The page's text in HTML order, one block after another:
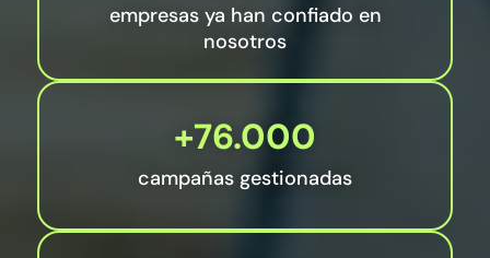
empresas ya han confiado en
nosotros
+76.000
campañas gestionadas